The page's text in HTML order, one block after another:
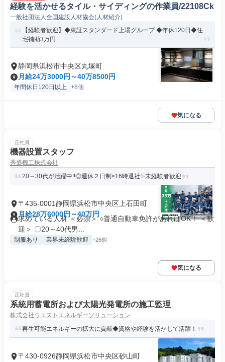
経験を活かせるタイル・サイディングの作業員/22108Ck
一般社団法人全国建設人材協会(人材紹介)
【経験者歓迎】◆東証スタンダード上場グループ ◆年休120日◆住
宅補助3万円
静岡県浜松市中央区丸塚町
月給24万3000円～40万8500円
年間休日120日以上 +8個
気になる
正社員
機器設置スタッフ
秀盛機工株式会社
20～30代が活躍中‼◎週休２日制×16時退社✨未経験者歓迎
〒435-0001静岡県浜松市中央区上石田町
月給28万6000円～40万円
求めている人材 ＜必須＞ ○普通自動車免許があればOK！ ＜歓
迎＞ 〇20～40代男...
制服あり 業界未経験歓迎 +26個
気になる
正社員
系統用蓄電所および太陽光発電所の施工監理
株式会社ウエストエネルギーソリューション
再生可能エネルギーの拡大に貢献◆資格や経験を活かして活躍！
〒430-0926静岡県浜松市中央区砂山町